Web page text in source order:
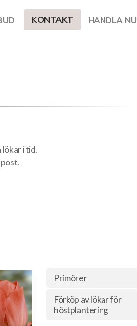
KONTAKT HANDLA NU
lökar i tid.
Primörer
Förköp av lökar för
höstplantering